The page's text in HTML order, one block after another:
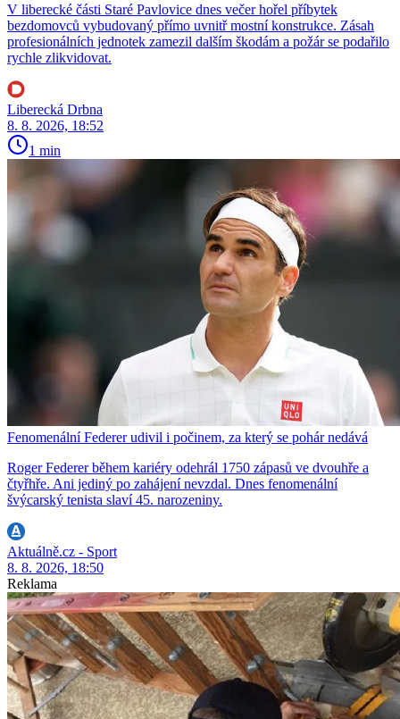
V liberecké části Staré Pavlovice dnes večer hořel příbytek
bezdomovců vybudovaný přímo uvnitř mostní konstrukce. Zásah
profesionálních jednotek zamezil dalším škodám a požár se podařilo
rychle zlikvidovat.
Liberecká Drbna
8. 8. 2026, 18:52
1 min
Fenomenální Federer udivil i počinem, za který se pohár nedává
Roger Federer během kariéry odehrál 1750 zápasů ve dvouhře a
čtyřhře. Ani jediný po zahájení nevzdal. Dnes fenomenální
švýcarský tenista slaví 45. narozeniny.
Aktuálně.cz - Sport
8. 8. 2026, 18:50
Reklama